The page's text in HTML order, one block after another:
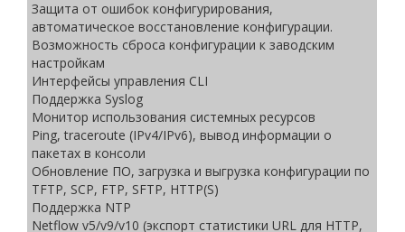
Защита от ошибок конфигурирования,
автоматическое восстановление конфигурации.
Возможность сброса конфигурации к заводским
настройкам
Интерфейсы управления CLI
Поддержка Syslog
Монитор использования системных ресурсов
Ping, traceroute (IPv4/IPv6), вывод информации о
пакетах в консоли
Обновление ПО, загрузка и выгрузка конфигурации по
TFTP, SCP, FTP, SFTP, HTTP(S)
Поддержка NTP
Netflow v5/v9/v10 (экспорт статистики URL для HTTP,